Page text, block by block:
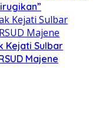
Kejati Sulbar
Majene